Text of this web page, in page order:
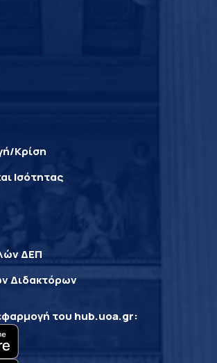
Κρίση
Ισότητας
ΔΕΠ
Διδακτόρων
του hub.uoa.gr: